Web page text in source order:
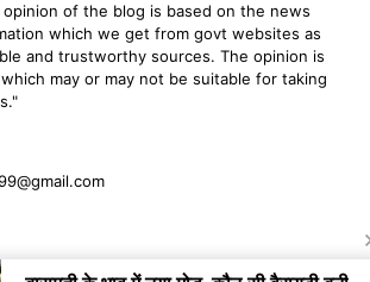
of the blog is based on the news
which we get from govt websites as
and trustworthy sources. The opinion is
may or may not be suitable for taking